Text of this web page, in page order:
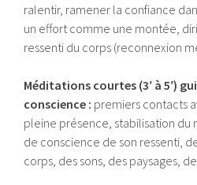
ralentir, ramener la confiance
un effort comme une montée,
ressenti du corps (reconnexion
Méditations courtes (3′ à 5′)
conscience : premiers contacts
pleine présence, stabilisation du
de conscience de son ressenti,
corps, des sons, des paysages,